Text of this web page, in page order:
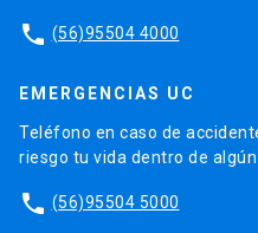
phone (56)95504 4000
EMERGENCIAS UC
Teléfono en caso de
riesgo tu vida dentro de
phone (56)95504 5000